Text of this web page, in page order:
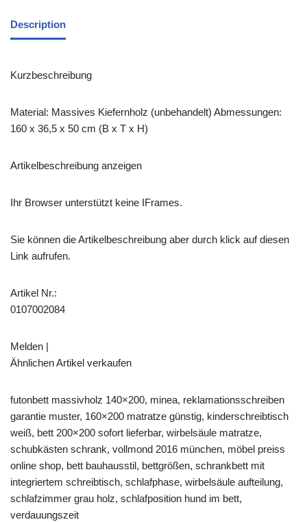
Description
Kurzbeschreibung
Material: Massives Kiefernholz (unbehandelt) Abmessungen:
160 x 36,5 x 50 cm (B x T x H)
Artikelbeschreibung anzeigen
Ihr Browser unterstützt keine IFrames.
Sie können die Artikelbeschreibung aber durch klick auf diesen
Link aufrufen.
Artikel Nr.:
0107002084
Melden |
Ähnlichen Artikel verkaufen
futonbett massivholz 140×200, minea, reklamationsschreiben
garantie muster, 160×200 matratze günstig, kinderschreibtisch
weiß, bett 200×200 sofort lieferbar, wirbelsäule matratze,
schubkästen schrank, vollmond 2016 münchen, möbel preiss
online shop, bett bauhausstil, bettgrößen, schrankbett mit
integriertem schreibtisch, schlafphase, wirbelsäule aufteilung,
schlafzimmer grau holz, schlafposition hund im bett,
verdauungszeit